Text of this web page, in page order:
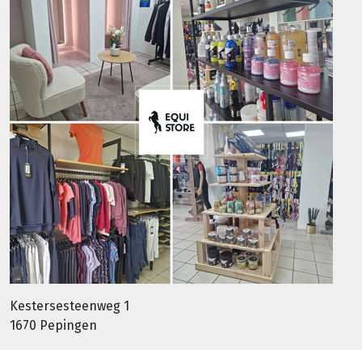
Kestersesteenweg 1
1670 Pepingen